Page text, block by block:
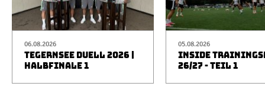
06.08.2026
TEGERNSEE DUELL 2026 |
HALBFINALE 1
05.08.2026
INSIDE
26/27 - TEIL 1